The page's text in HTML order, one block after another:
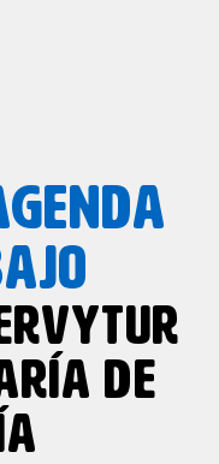
DE